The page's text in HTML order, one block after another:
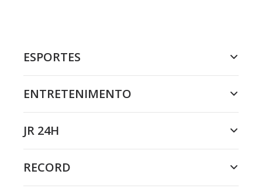
ESPORTES
ENTRETENIMENTO
JR 24H
RECORD